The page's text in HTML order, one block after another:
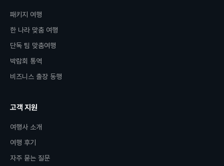
패키지 여행
한 나라 맞춤 여행
단독 팀 맞춤여행
박람회 통역
비즈니스 출장 동행
고객 지원
여행사 소개
여행 후기
자주 묻는 질문